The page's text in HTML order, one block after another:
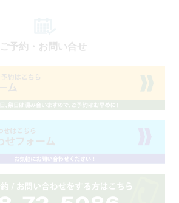
ご予約・お問い合せ